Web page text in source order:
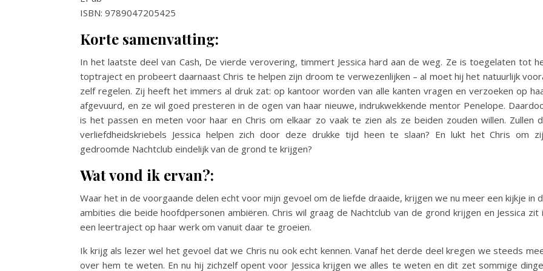
ISBN: 9789047205425
Korte samenvatting:
In het laatste deel van Cash, De vierde verovering, timmert Jessica hard aan de weg. Ze is toegelaten tot
toptraject en probeert daarnaast Chris te helpen zijn droom te verwezenlijken – al moet hij het natuurlijk
zelf regelen. Zij heeft het immers al druk zat: op kantoor worden van alle kanten vragen en verzoeken op
afgevuurd, en ze wil goed presteren in de ogen van haar nieuwe, indrukwekkende mentor Penelope.
is het passen en meten voor haar en Chris om elkaar zo vaak te zien als ze beiden zouden willen. Zullen
verliefdheidskriebels Jessica helpen zich door deze drukke tijd heen te slaan? En lukt het Chris om
gedroomde Nachtclub eindelijk van de grond te krijgen?
Wat vond ik ervan?:
Waar het in de voorgaande delen echt voor mijn gevoel om de liefde draaide, krijgen we nu meer een kijkje in
ambities die beide hoofdpersonen ambiëren. Chris wil graag de Nachtclub van de grond krijgen en Jessica zit
een leertraject op haar werk om vanuit daar te groeien.
Ik krijg als lezer wel het gevoel dat we Chris nu ook echt kennen. Vanaf het derde deel kregen we steeds
over hem te weten. En nu hij zichzelf opent voor Jessica krijgen we alles te weten en dit zet sommige